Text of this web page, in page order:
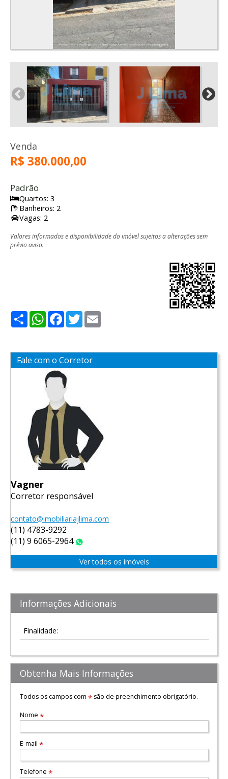
Venda
R$ 380.000,00
Padrão
Quartos: 3
Banheiros: 2
Vagas: 2
Valores informados e disponibilidade do imóvel sujeitos a alterações sem
prévio aviso.
ShareWhatsApp
Facebook
Twitter
Fale com o Corretor
Vagner
Corretor responsável
contato@imobiliariajlima.com
(11) 4783-9292
(11) 9 6065-2964
Ver todos os imóveis
Informações Adicionais
Finalidade:
Obtenha Mais Informações
Todos os campos com *são de preenchimento obrigatório.
Nome *
E-mail *
Telefone *